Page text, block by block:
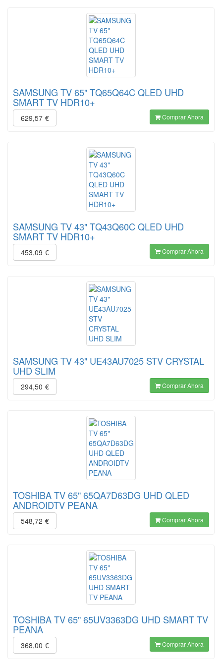
SAMSUNG TV 65" TQ65Q64C QLED UHD
SMART TV HDR10+
629,57 € Comprar Ahora
SAMSUNG TV 43" TQ43Q60C QLED UHD
SMART TV HDR10+
453,09 € Comprar Ahora
SAMSUNG TV 43" UE43AU7025 STV CRYSTAL
UHD SLIM
294,50 € Comprar Ahora
TOSHIBA TV 65" 65QA7D63DG UHD QLED
ANDROIDTV PEANA
548,72 € Comprar Ahora
TOSHIBA TV 65" 65UV3363DG UHD SMART TV
PEANA
368,00 € Comprar Ahora